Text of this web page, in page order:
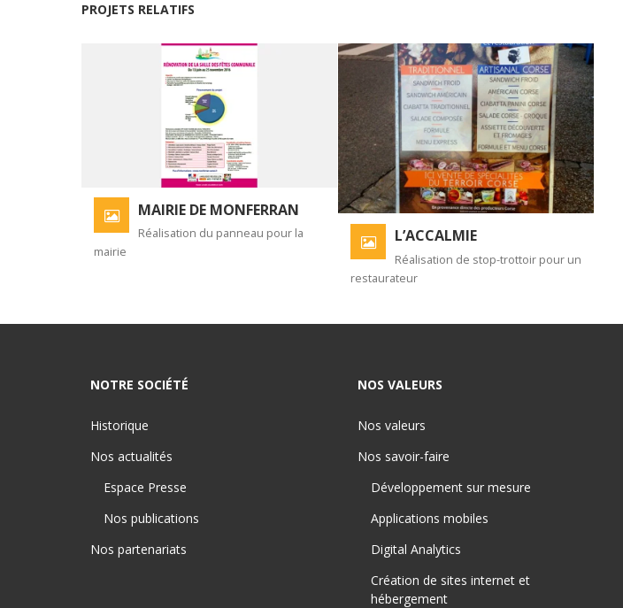
PROJETS RELATIFS
MAIRIE DE MONFERRAN
Réalisation du panneau pour la
mairie
L’ACCALMIE
Réalisation de stop-trottoir pour un
restaurateur
NOTRE SOCIÉTÉ
Historique
Nos actualités
Espace Presse
Nos publications
Nos partenariats
NOS VALEURS
Nos valeurs
Nos savoir-faire
Développement sur mesure
Applications mobiles
Digital Analytics
Création de sites internet et
hébergement